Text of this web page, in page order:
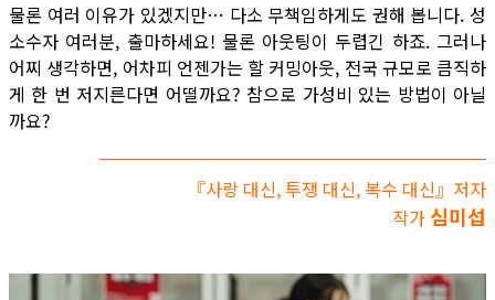
물론 여러 이유가 있겠지만… 다소 무책임하게도 권해 봅니다. 성
소수자 여러분, 출마하세요! 물론 아웃팅이 두렵긴 하죠. 그러나
어찌 생각하면, 어차피 언젠가는 할 커밍아웃, 전국 규모로 큼직하
게 한 번 저지른다면 어떨까요? 참으로 가성비 있는 방법이 아닐
까요?
『사랑 대신, 투쟁 대신, 복수 대신』저자
작가 심미섭